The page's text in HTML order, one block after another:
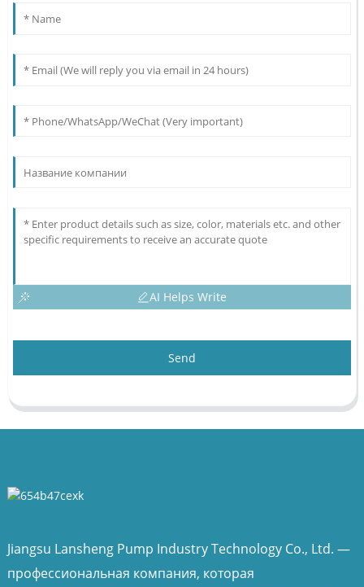
AI Helps Write
Send
Jiangsu Lansheng Pump Industry Technology Co., Ltd. —
профессиональная компания, которая